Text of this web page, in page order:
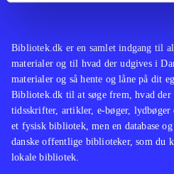
Bibliotek.dk er en samlet indgang til
materialer og til hvad der udgives i
materialer og så hente og låne på dit
Bibliotek.dk til at søge frem, hvad der
tidsskrifter, artikler, e-bøger,
et fysisk bibliotek, men en database
danske offentlige biblioteker, som du
lokale bibliotek.